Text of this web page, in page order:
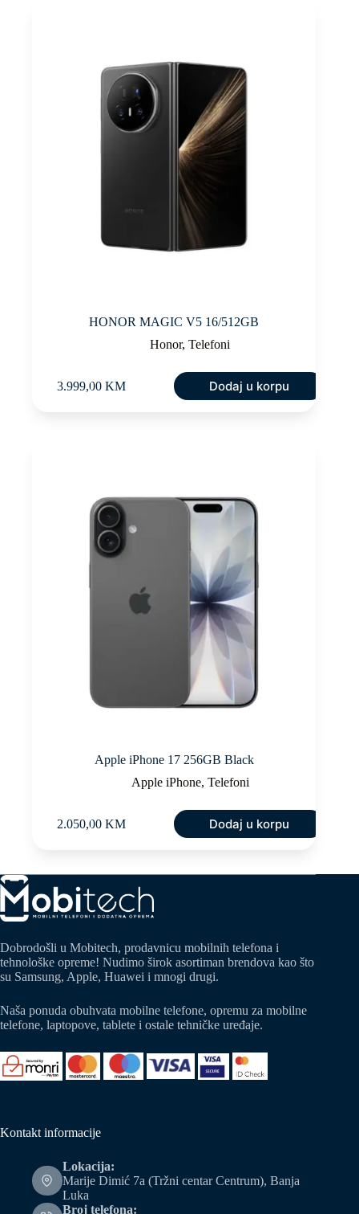
HONOR MAGIC V5 16/512GB
Honor,Telefoni
3.999,00 KM Dodaj u korpu
Apple iPhone 17 256GB Black
Apple iPhone, Telefoni
2.050,00 KM Dodaj u korpu
Dobrodošli u Mobitech, prodavnicu mobilnih telefona i
tehnološke opreme! Nudimo širok asortiman brendova kao što
su Samsung, Apple, Huawei i mnogi drugi.
Naša ponuda obuhvata mobilne telefone, opremu za mobilne
telefone, laptopove, tablete i ostale tehničke uređaje.
Kontakt informacije
Lokacija:
Marije Dimić 7a (Tržni centar Centrum), Banja
Luka
Broj telefona: